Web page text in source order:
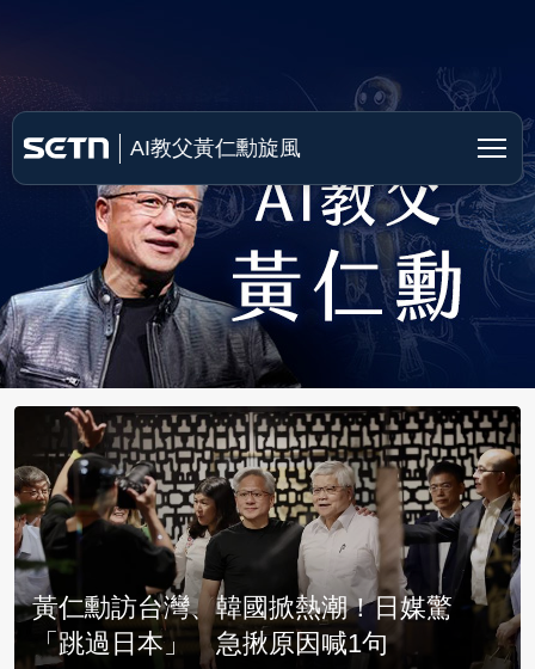
AI教父黃仁勳旋風
黃仁勳訪台灣、韓國掀熱潮！日媒驚
「跳過日本」 急揪原因喊1句